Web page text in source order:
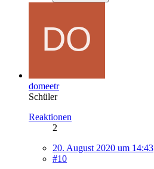
domeetr
Schüler
Reaktionen
2
20. August 2020 um 14:43
#10